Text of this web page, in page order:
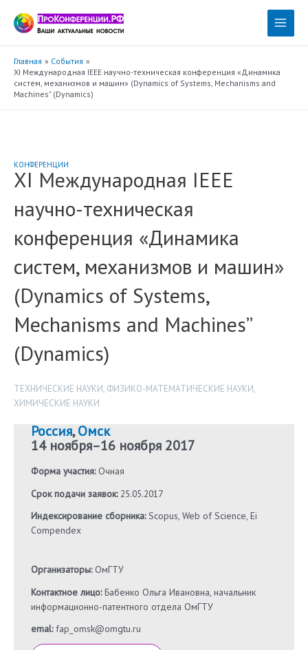
содержимому
Main
Главная
События
XI Международная IEEE научно-техническая конференция «Динамика
систем, механизмов и машин» (Dynamics of Systems, Mechanisms and
Machines” (Dynamics)
КОНФЕРЕНЦИИ
XI Международная IEEE
научно-техническая
конференция «Динамика
систем, механизмов и машин»
(Dynamics of Systems,
Mechanisms and Machines”
(Dynamics)
ТЕХНИЧЕСКИЕ НАУКИ, ФИЗИКО-МАТЕМАТИЧЕСКИЕ НАУКИ,
ХИМИЧЕСКИЕ НАУКИ
Россия,Омск
14 ноября–16 ноября 2017
Форма участия:Очная
Срок подачи заявок:25.05.2017
Индексирование сборника:Scopus, Web of Science, Ei
Compendex
Организаторы:ОмГТУ
Контактное лицо:Бабенко Ольга Ивановна, начальник
информационно-патентного отдела ОмГТУ
emal:fap_omsk@omgtu.ru